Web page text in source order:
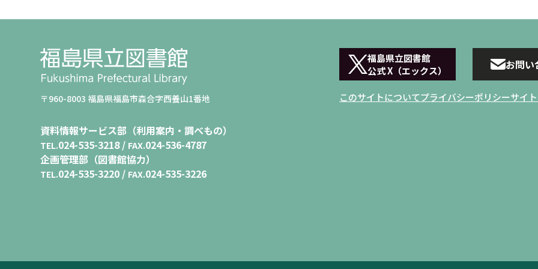
〒960-8003 福島県福島市森合字西養山1番地
資料情報サービス部（利用案内・調べもの）
TEL.024-535-3218 / FAX.024-536-4787
企画管理部（図書館協力）
TEL.024-535-3220 / FAX.024-535-3226
福島県立図書館
公式 X（エックス）
お問い
このサイトについてプライバシーポリシーサイ